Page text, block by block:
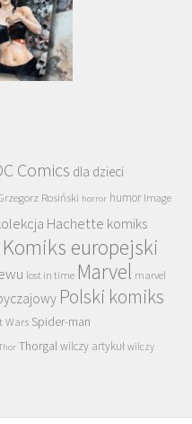
Comics dla dzieci
Rosiński horror humor Image
Hachette komiks
Komiks europejski
lost in time Marvel marvel
Polski komiks
Wars Spider-man
Thorgalwilczy artykuł wilczy